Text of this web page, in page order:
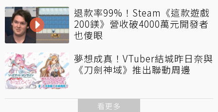
退款率99%！Steam《這款遊戲
200鎂》營收破4000萬元開發者
也傻眼
夢想成真！VTuber結城昨日奈與
《刀劍神域》推出聯動周邊
看更多